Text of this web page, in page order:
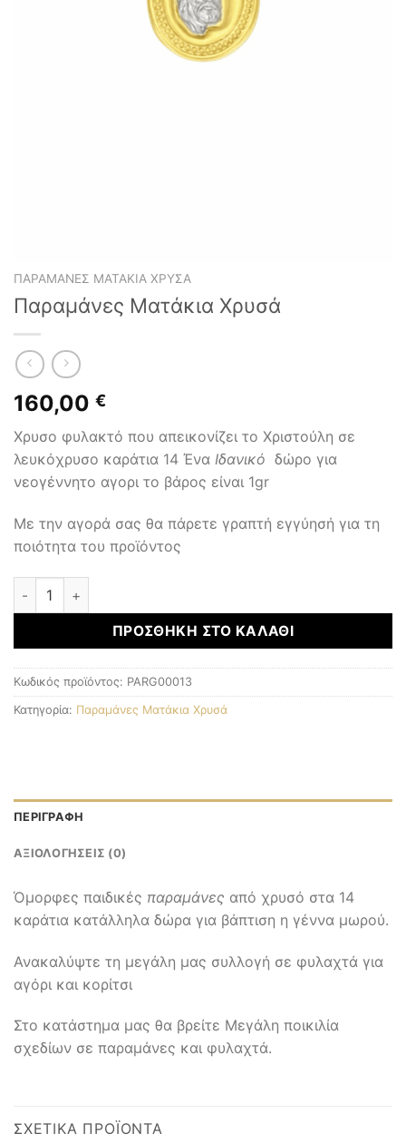
ΠΑΡΑΜΆΝΕΣ ΜΑΤΆΚΙΑ ΧΡΥΣΆ
Παραμάνες Ματάκια Χρυσά
160,00 €
Χρυσο φυλακτό που απεικονίζει το Χριστούλη σε
λευκόχρυσο καράτια 14 Ένα Ιδανικό δώρο για
νεογέννητο αγορι το βάρος είναι 1gr
Με την αγορά σας θα πάρετε γραπτή εγγύησή για τη
ποιότητα του προϊόντος
Παραμάνες Ματάκια Χρυσά ποσότητα
ΠΡΟΣΘΉΚΗ ΣΤΟ ΚΑΛΆΘΙ
Κωδικός προϊόντος: PARG00013
Κατηγορία: Παραμάνες Ματάκια Χρυσά
ΠΕΡΙΓΡΑΦΉ
ΑΞΙΟΛΟΓΉΣΕΙΣ (0)
Όμορφες παιδικές παραμάνες από χρυσό στα 14
καράτια κατάλληλα δώρα για βάπτιση η γέννα μωρού.
Ανακαλύψτε τη μεγάλη μας συλλογή σε φυλαχτά για
αγόρι και κορίτσι
Στο κατάστημα μας θα βρείτε Μεγάλη ποικιλία
σχεδίων σε παραμάνες και φυλαχτά.
ΣΧΕΤΙΚΆ ΠΡΟΪΌΝΤΑ